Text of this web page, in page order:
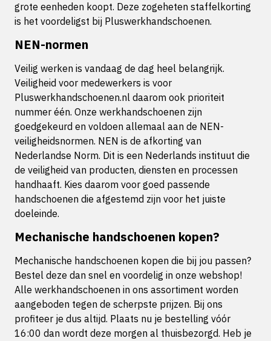
grote eenheden koopt. Deze zogeheten staffelkorting
is het voordeligst bij Pluswerkhandschoenen.
NEN-normen
Veilig werken is vandaag de dag heel belangrijk.
Veiligheid voor medewerkers is voor
Pluswerkhandschoenen.nl daarom ook prioriteit
nummer één. Onze werkhandschoenen zijn
goedgekeurd en voldoen allemaal aan de NEN-
veiligheidsnormen. NEN is de afkorting van
Nederlandse Norm. Dit is een Nederlands instituut die
de veiligheid van producten, diensten en processen
handhaaft. Kies daarom voor goed passende
handschoenen die afgestemd zijn voor het juiste
doeleinde.
Mechanische handschoenen kopen?
Mechanische handschoenen kopen die bij jou passen?
Bestel deze dan snel en voordelig in onze webshop!
Alle werkhandschoenen in ons assortiment worden
aangeboden tegen de scherpste prijzen. Bij ons
profiteer je dus altijd. Plaats nu je bestelling vóór
16:00 dan wordt deze morgen al thuisbezorgd. Heb je